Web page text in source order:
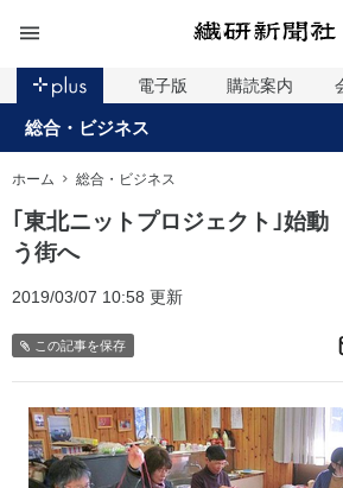
電子版 購読案内
総合・ビジネス
ホーム 総合・ビジネス
｢東北ニットプロジェクト｣始
う街へ
2019/03/07 10:58 更新
この記事を保存